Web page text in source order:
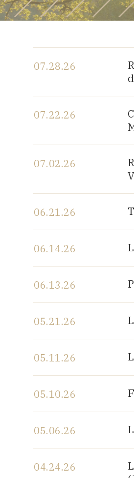
07.28.26
07.22.26
07.02.26
06.21.26
06.14.26
06.13.26
05.21.26
05.11.26
05.10.26
05.06.26
04.24.26